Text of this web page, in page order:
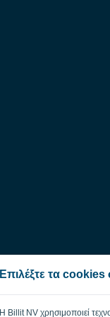
Επιλέξτε τα cookies
Η Billit NV χρησιμοποιεί